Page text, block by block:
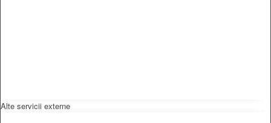
Alte servicii externe